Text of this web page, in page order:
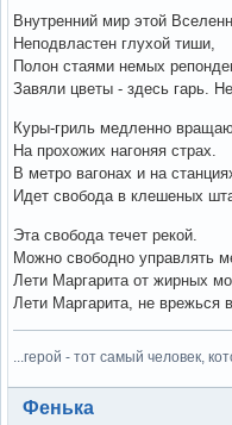
Внутренний мир этой
Неподвластен глухой тиши,
Полон стаями немых
Завяли цветы - здесь гарь.
Куры-гриль медленно
На прохожих нагоняя страх.
В метро вагонах и на
Идет свобода в клешеных
Эта свобода течет рекой.
Можно свободно управлять
Лети Маргарита от жирных
Лети Маргарита, не врежься
...герой - тот самый человек,
Вне форума
Фенька